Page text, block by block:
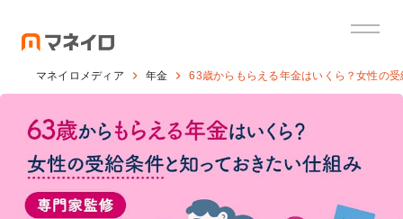
マネイロメディア 年金 63歳からもらえる年金はいくら？女性の